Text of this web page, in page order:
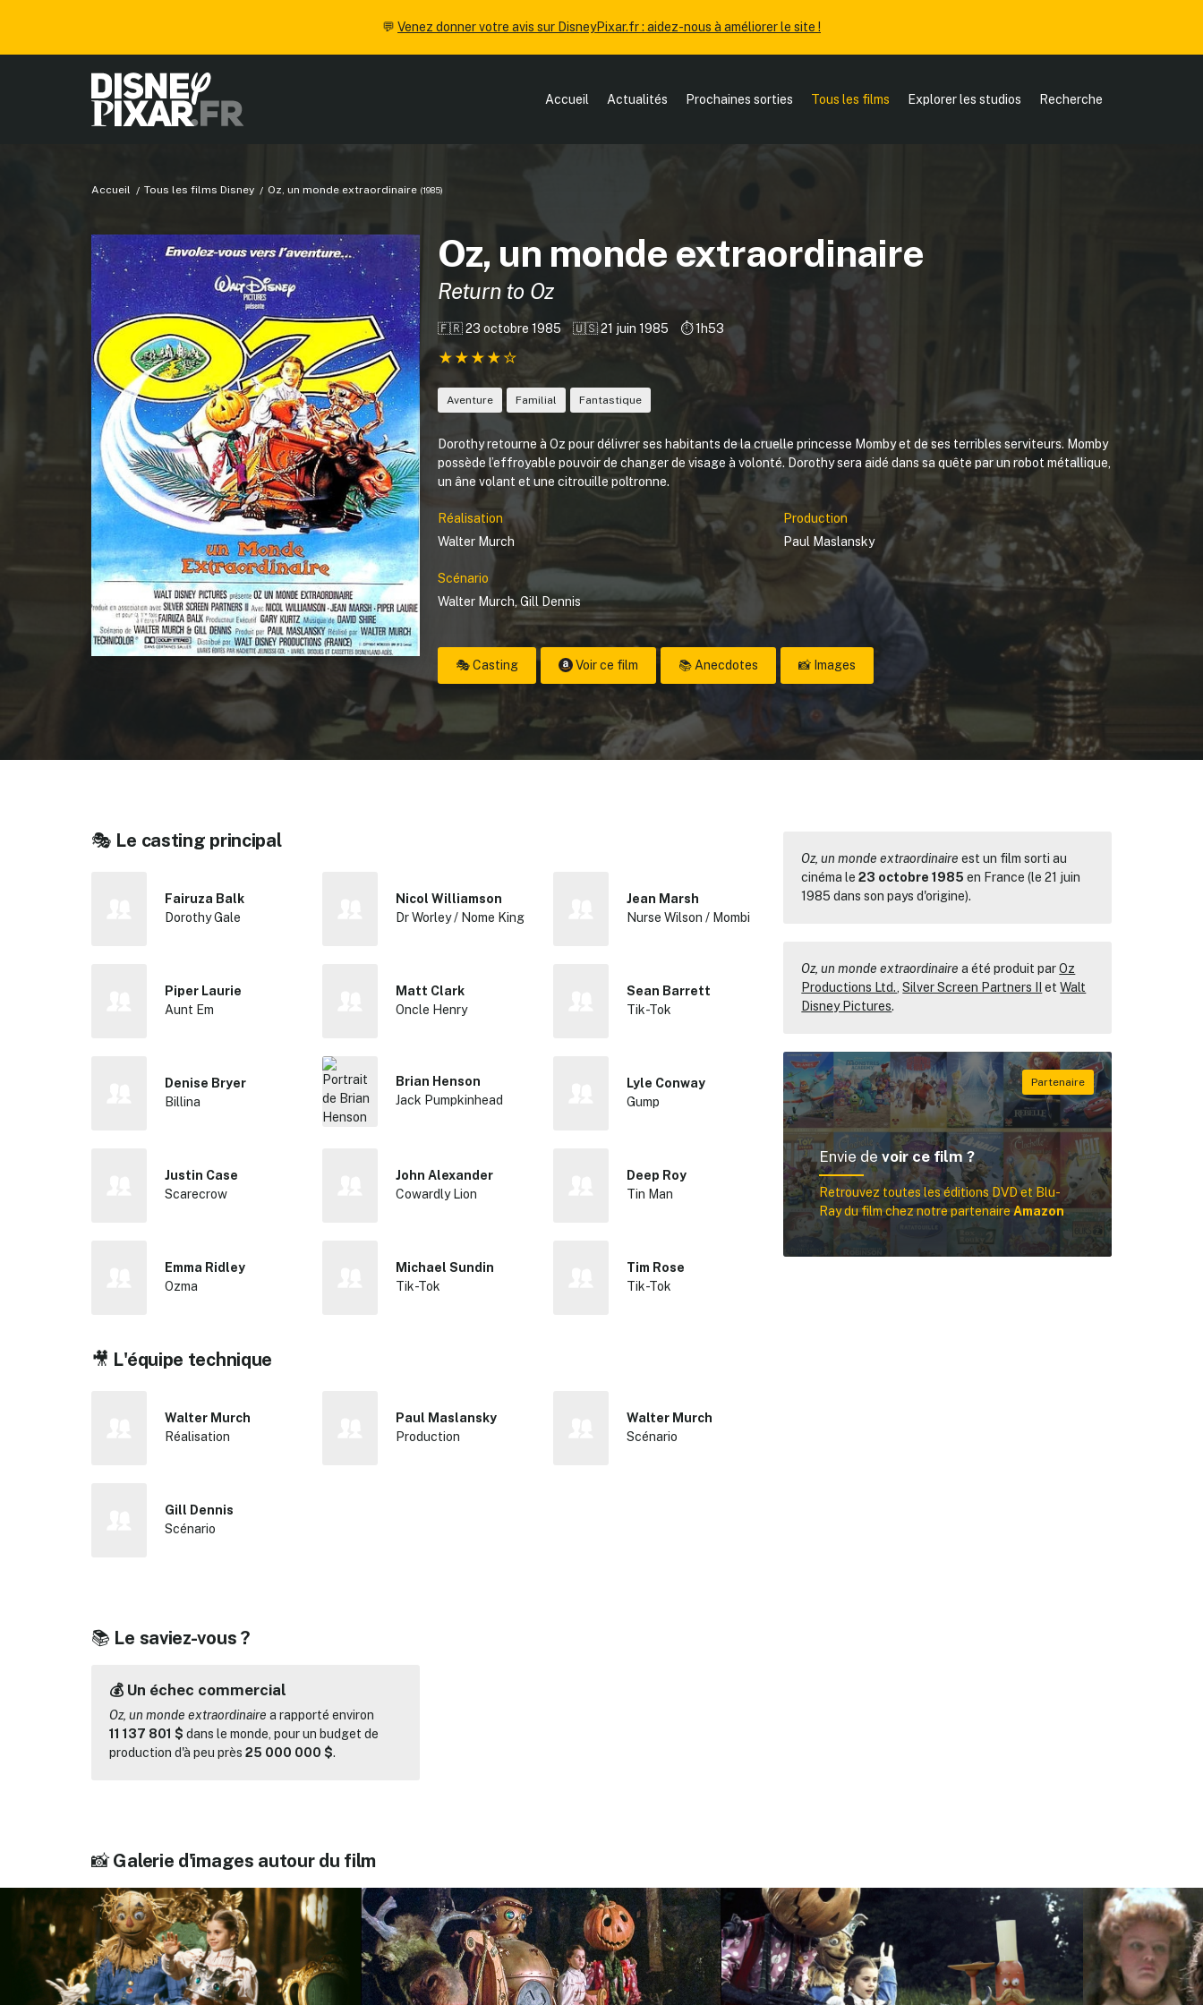
💬 Venez donner votre avis sur DisneyPixar.fr : aidez-nous à améliorer le site !
Accueil Actualités Prochaines sorties Tous les films Explorer les studios Recherche
Accueil Tous les films Disney Oz, un monde extraordinaire (1985)
Oz, un monde extraordinaire
Return to Oz
🇫🇷 23 octobre 1985 🇺🇸 21 juin 1985 ⏱️ 1h53
Aventure Familial Fantastique
Dorothy retourne à Oz pour délivrer ses habitants de la cruelle princesse Momby et de ses terribles serviteurs. Momby
possède l’effroyable pouvoir de changer de visage à volonté. Dorothy sera aidé dans sa quête par un robot métallique,
un âne volant et une citrouille poltronne.
Réalisation
Walter Murch
Production
Paul Maslansky
Scénario
Walter Murch,Gill Dennis
🎭 Casting Voir ce film 📚 Anecdotes 📸 Images
🎭 Le casting principal
Fairuza Balk
Dorothy Gale
Nicol Williamson
Dr Worley / Nome King
Jean Marsh
Nurse Wilson / Mombi
Piper Laurie
Aunt Em
Matt Clark
Oncle Henry
Sean Barrett
Tik-Tok
Denise Bryer
Billina
Brian Henson
Jack Pumpkinhead
Lyle Conway
Gump
Justin Case
Scarecrow
John Alexander
Cowardly Lion
Deep Roy
Tin Man
Emma Ridley
Ozma
Michael Sundin
Tik-Tok
Tim Rose
Tik-Tok
🎥 L'équipe technique
Walter Murch
Réalisation
Paul Maslansky
Production
Walter Murch
Scénario
Gill Dennis
Scénario
Oz, un monde extraordinaire est un film sorti au
cinéma le23 octobre 1985 en France (le 21 juin
1985 dans son pays d'origine).
Oz, un monde extraordinaire a été produit parOz
Productions Ltd. ,Silver Screen Partners II etWalt
Disney Pictures.
Envie devoir ce film ?
Retrouvez toutes les éditions DVD et Blu-
Ray du film chez notre partenaireAmazon
📚 Le saviez-vous ?
💰 Un échec commercial
Oz, un monde extraordinaire a rapporté environ
11 137 801 $ dans le monde, pour un budget de
production d'à peu près 25 000 000 $.
📸Galerie d'images autour du film
Rechercher